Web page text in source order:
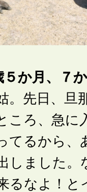
か月、７
。先日、旦
ころ、急に
てるから
しました。
るなよ！と